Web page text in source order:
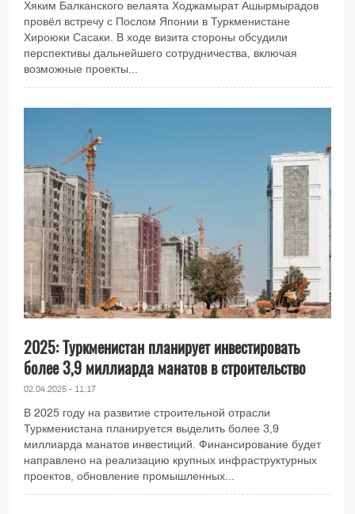
Хяким Балканского велаята Ходжамырат Ашырмырадов
провёл встречу с Послом Японии в Туркменистане
Хироюки Сасаки. В ходе визита стороны обсудили
перспективы дальнейшего сотрудничества, включая
возможные проекты...
2025: Туркменистан планирует инвестировать
более 3,9 миллиарда манатов в строительство
02.04.2025 - 11:17
В 2025 году на развитие строительной отрасли
Туркменистана планируется выделить более 3,9
миллиарда манатов инвестиций. Финансирование будет
направлено на реализацию крупных инфраструктурных
проектов, обновление промышленных...